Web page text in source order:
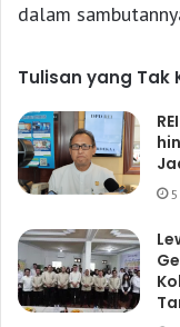
dalam
Tulisan yang Tak